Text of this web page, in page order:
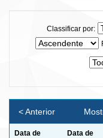
Classificar por:
< Anterior
Data de
Data de